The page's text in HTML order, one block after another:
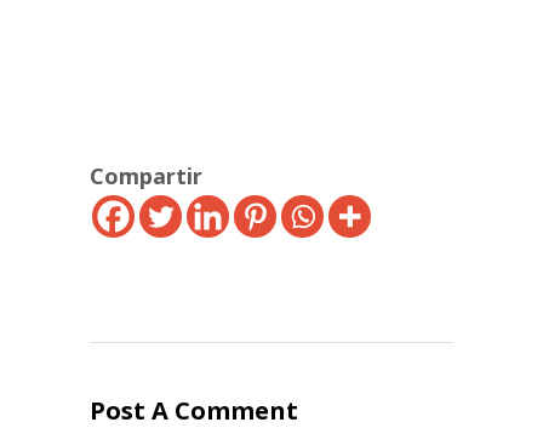
Compartir
Post A Comment